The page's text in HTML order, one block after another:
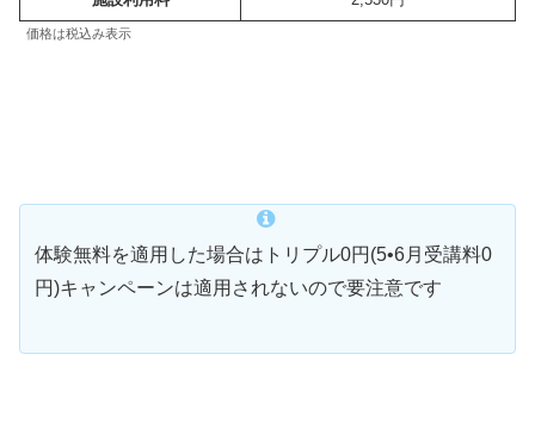
価格は税込み表示
体験無料を適用した場合はトリプル0円(5•6月受講料0
円)キャンペーンは適用されないので要注意です